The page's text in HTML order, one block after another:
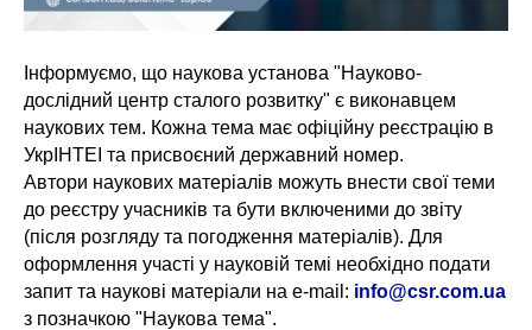
Інформуємо, що наукова установа "Науково-
дослідний центр сталого розвитку" є виконавцем
наукових тем. Кожна тема має офіційну реєстрацію в
УкрІНТЕІ та присвоєний державний номер.
Автори наукових матеріалів можуть внести свої теми
до реєстру учасників та бути включеними до звіту
(після розгляду та погодження матеріалів). Для
оформлення участі у науковій темі необхідно подати
запит та наукові матеріали на e-mail: info@csr.com.ua
з позначкою "Наукова тема".